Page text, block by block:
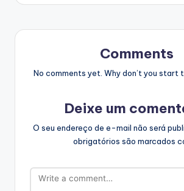
Comments
No comments yet. Why don’t you start
Deixe um
O seu endereço de e-mail não será
obrigatórios são marcados